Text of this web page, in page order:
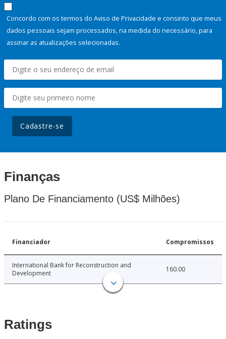
Concordo com os termos do Aviso de Privacidade e consinto que meus
dados pessoais sejam processados, na medida do necessário, para
assinar as atualizações selecionadas.
Cadastre-se
Finanças
Plano De Financiamento (US$ Milhões)
Financiador Compromissos
International Bank for Reconstruction and
Development
160.00
Ratings